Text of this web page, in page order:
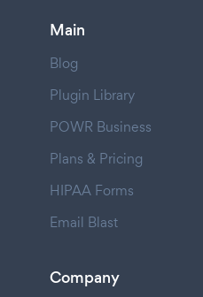
Main
Blog
Plugin Library
POWR Business
Plans & Pricing
HIPAA Forms
Email Blast
Company